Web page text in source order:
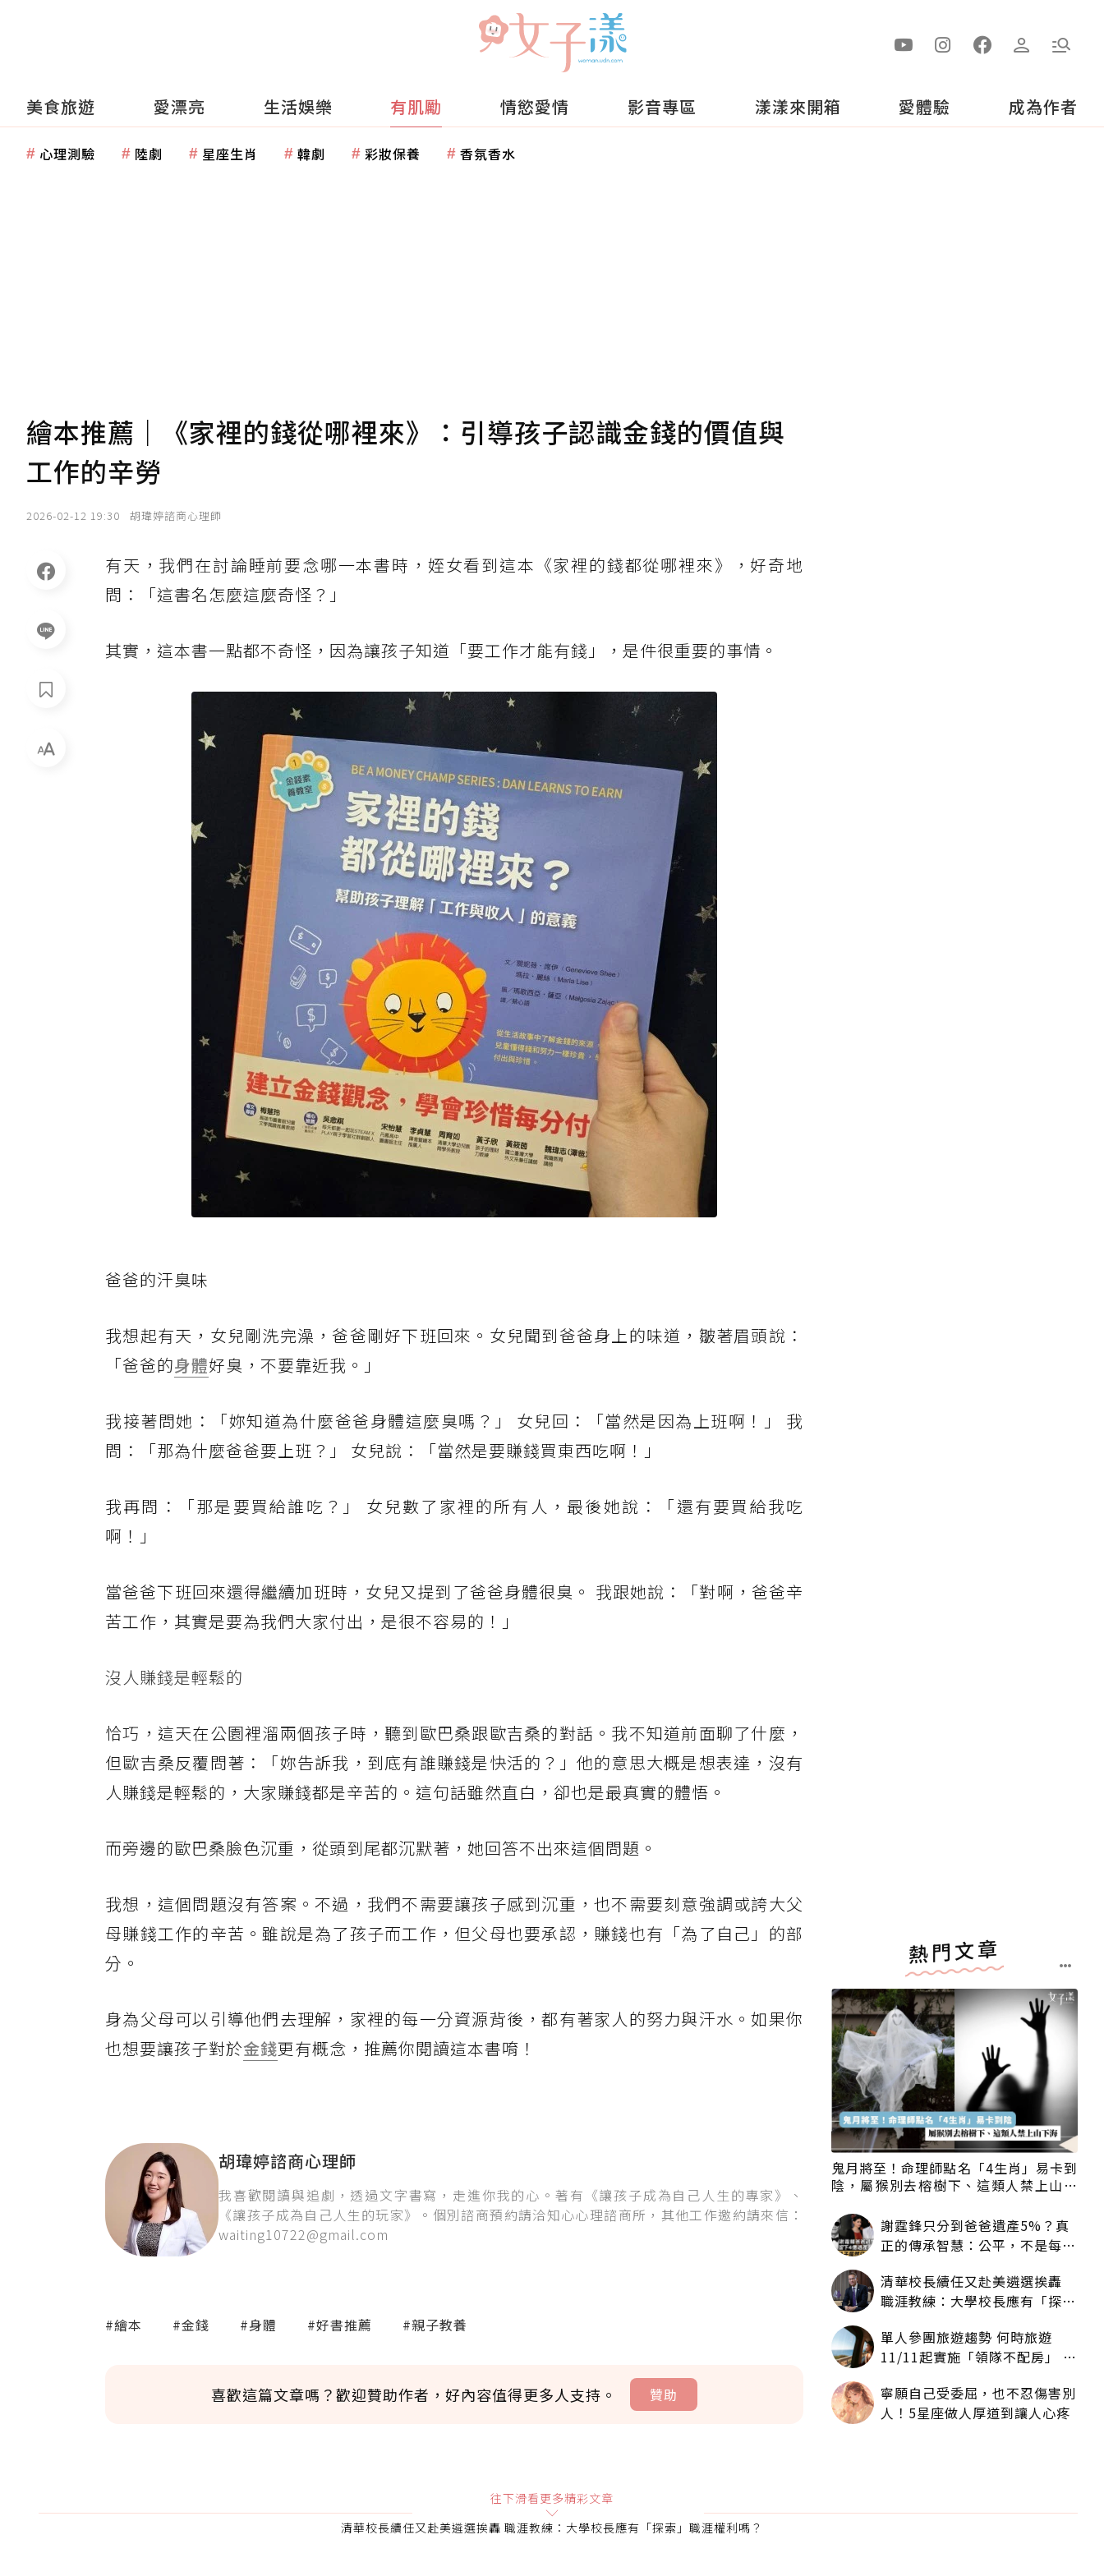
美食旅遊 愛漂亮 生活娛樂 有肌勵 情慾愛情 影音專區 漾漾來開箱 愛體驗 成為作者
心理測驗 陸劇 星座生肖 韓劇 彩妝保養 香氛香水
繪本推薦｜《家裡的錢從哪裡來》：引導孩子認識金錢的價值與
工作的辛勞
2026-02-12 19:30 胡瑋婷諮商心理師
有天，我們在討論睡前要念哪一本書時，姪女看到這本《家裡的錢都從哪裡來》，好奇地
問：「這書名怎麼這麼奇怪？」
其實，這本書一點都不奇怪，因為讓孩子知道「要工作才能有錢」，是件很重要的事情。
爸爸的汗臭味
我想起有天，女兒剛洗完澡，爸爸剛好下班回來。女兒聞到爸爸身上的味道，皺著眉頭說：
「爸爸的身體好臭，不要靠近我。」
我接著問她：「妳知道為什麼爸爸身體這麼臭嗎？」 女兒回：「當然是因為上班啊！」 我
問：「那為什麼爸爸要上班？」 女兒說：「當然是要賺錢買東西吃啊！」
我再問：「那是要買給誰吃？」 女兒數了家裡的所有人，最後她說：「還有要買給我吃
啊！」
當爸爸下班回來還得繼續加班時，女兒又提到了爸爸身體很臭。 我跟她說：「對啊，爸爸辛
苦工作，其實是要為我們大家付出，是很不容易的！」
沒人賺錢是輕鬆的
恰巧，這天在公園裡溜兩個孩子時，聽到歐巴桑跟歐吉桑的對話。我不知道前面聊了什麼，
但歐吉桑反覆問著：「妳告訴我，到底有誰賺錢是快活的？」他的意思大概是想表達，沒有
人賺錢是輕鬆的，大家賺錢都是辛苦的。這句話雖然直白，卻也是最真實的體悟。
而旁邊的歐巴桑臉色沉重，從頭到尾都沉默著，她回答不出來這個問題。
我想，這個問題沒有答案。不過，我們不需要讓孩子感到沉重，也不需要刻意強調或誇大父
母賺錢工作的辛苦。雖說是為了孩子而工作，但父母也要承認，賺錢也有「為了自己」的部
分。
身為父母可以引導他們去理解，家裡的每一分資源背後，都有著家人的努力與汗水。如果你
也想要讓孩子對於金錢更有概念，推薦你閱讀這本書唷！
胡瑋婷諮商心理師
我喜歡閱讀與追劇，透過文字書寫，走進你我的心。著有《讓孩子成為自己人生的專家》、
《讓孩子成為自己人生的玩家》。個別諮商預約請洽知心心理諮商所，其他工作邀約請來信：
waiting10722@gmail.com
#繪本 #金錢 #身體 #好書推薦 #親子教養
喜歡這篇文章嗎？歡迎贊助作者，好內容值得更多人支持。 贊助
熱門文章
鬼月將至！命理師點名「4生肖」易卡到
陰，屬猴別去榕樹下、這類人禁上山下
謝霆鋒只分到爸爸遺產5%？真
正的傳承智慧：公平，不是每個
清華校長續任又赴美遴選挨轟
職涯教練：大學校長應有「探
單人參團旅遊趨勢 何時旅遊
11/11起實施「領隊不配房」 落
寧願自己受委屈，也不忍傷害別
人！5星座做人厚道到讓人心疼
往下滑看更多精彩文章
清華校長續任又赴美遴選挨轟 職涯教練：大學校長應有「探索」職涯權利嗎？